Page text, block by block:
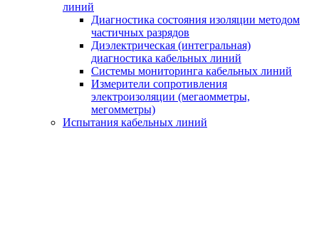
линий
Диагностика состояния изоляции методом
частичных разрядов
Диэлектрическая (интегральная)
диагностика кабельных линий
Системы мониторинга кабельных линий
Измерители сопротивления
электроизоляции (мегаомметры,
мегомметры)
Испытания кабельных линий